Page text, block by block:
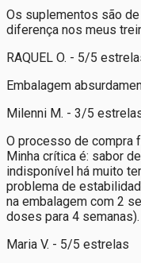
Os suplementos são
diferença nos meus
RAQUEL O. - 5/5
Embalagem
Milenni M. - 3/5
O processo de compra
Minha crítica é: sabor
indisponível há muito
problema de
na embalagem com 2
doses para 4 semanas).
Maria V. - 5/5 estrelas